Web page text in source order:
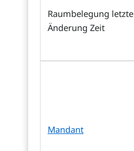
Raumbelegung letzte
Änderung Zeit
Mandant